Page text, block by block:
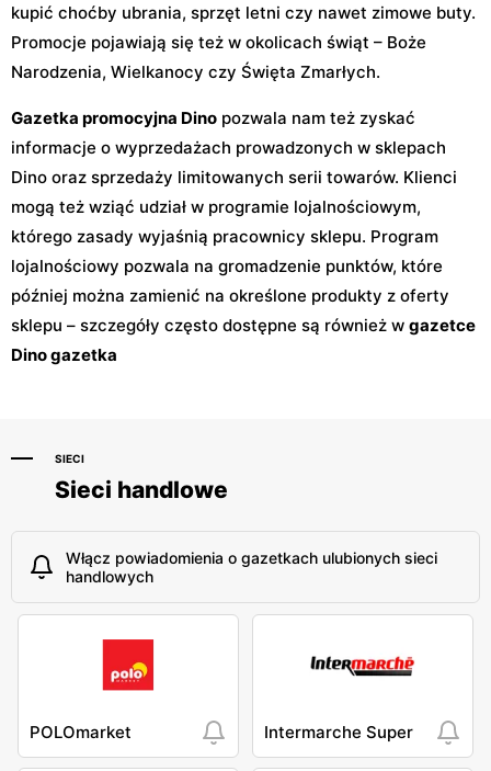
kupić choćby ubrania, sprzęt letni czy nawet zimowe buty.
Promocje pojawiają się też w okolicach świąt – Boże
Narodzenia, Wielkanocy czy Święta Zmarłych.
Gazetka promocyjna Dino pozwala nam też zyskać
informacje o wyprzedażach prowadzonych w sklepach
Dino oraz sprzedaży limitowanych serii towarów. Klienci
mogą też wziąć udział w programie lojalnościowym,
którego zasady wyjaśnią pracownicy sklepu. Program
lojalnościowy pozwala na gromadzenie punktów, które
później można zamienić na określone produkty z oferty
sklepu – szczegóły często dostępne są również w gazetce
Dino gazetka
SIECI
Sieci handlowe
Włącz powiadomienia o gazetkach ulubionych sieci
handlowych
POLOmarket Intermarche Super